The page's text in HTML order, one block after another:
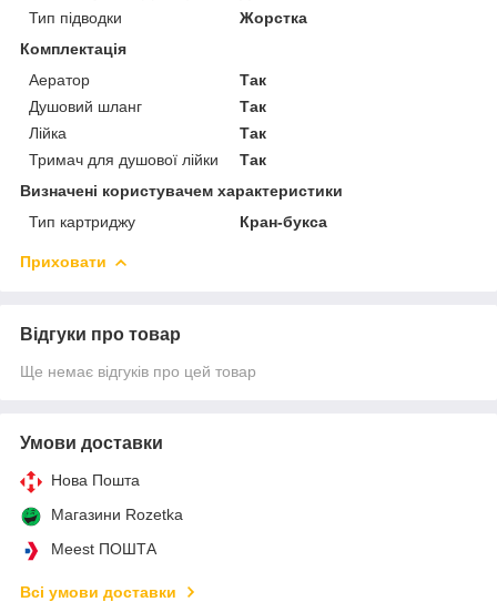
Тип підводки
Жорстка
Комплектація
Аератор
Так
Душовий шланг
Так
Лійка
Так
Тримач для душової лійки
Так
Визначені користувачем характеристики
Тип картриджу
Кран-букса
Приховати
Відгуки про товар
Ще немає відгуків про цей товар
Умови доставки
Нова Пошта
Магазини Rozetka
Meest ПОШТА
Всі умови доставки